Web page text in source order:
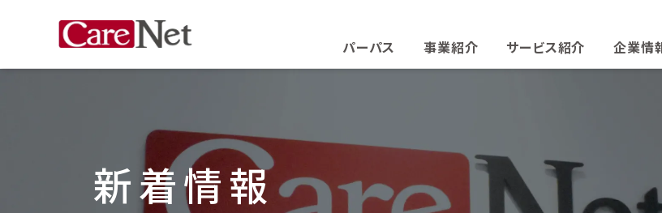
パーパス 事業紹介 サービス紹介 企業情
新着情報